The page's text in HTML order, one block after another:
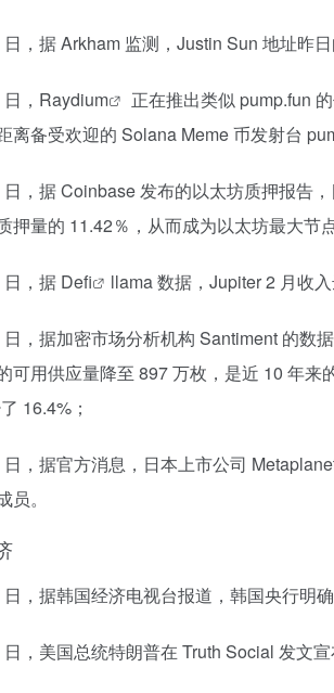
，据 Arkham 监测，Justin Sun 地址昨
， Raydium
正在推出类似 pump.fun
离备受欢迎的 Solana Meme 币发射台
日，据 Coinbase 发布的以太坊质押报告
押量的 11.42％，从而成为以太坊最大节
，据 Defi llama 数据，Jupiter 2 月收
日，据加密市场分析机构 Santiment 的数
可用供应量降至 897 万枚，是近 10 年
16.4%；
，据官方消息，日本上市公司
员。
日，据韩国经济电视台报道，韩国央行明
，美国总统特朗普在 Truth Social 发文